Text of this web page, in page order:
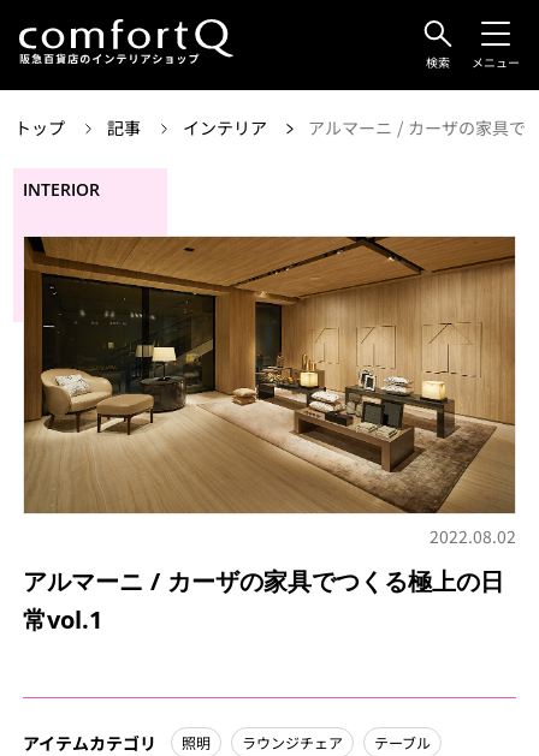
検索 メニュー
トップ 記事 インテリア アルマーニ / カーザの家具で
INTERIOR
2022.08.02
アルマーニ / カーザの家具でつくる極上の日
常vol.1
アイテムカテゴリ 照明 ラウンジチェア テーブル